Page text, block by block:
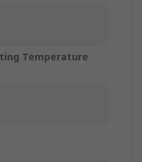
Temperature